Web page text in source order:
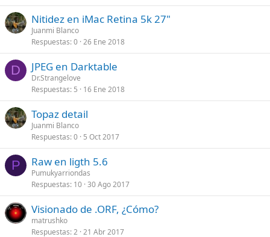
Nitidez en iMac Retina 5k 27"
Juanmi Blanco
Respuestas 0 26 Ene 2018
D JPEG en Darktable
Dr.Strangelove
Respuestas 5 16 Ene 2018
Topaz detail
Juanmi Blanco
Respuestas 0 5 Oct 2017
P Raw en ligth 5.6
Pumukyarriondas
Respuestas 10 30 Ago 2017
Visionado de .ORF, ¿Cómo?
matrushko
Respuestas 2 21 Abr 2017